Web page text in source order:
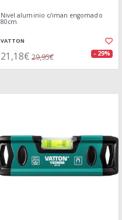
Nivel aluminio c/iman engomado
80cm.
VATTON
21,18€ 29,95€ - 29%